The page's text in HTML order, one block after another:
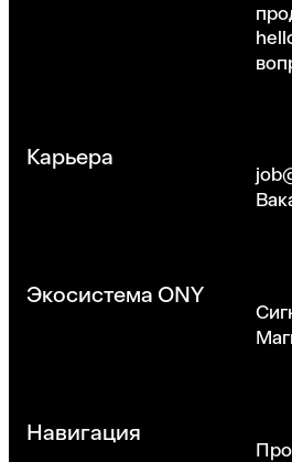
Карьера
Экосистема ONY
Навигация